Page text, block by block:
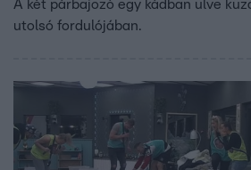
A két párbajozó egy kádban ülve
utolsó fordulójában.